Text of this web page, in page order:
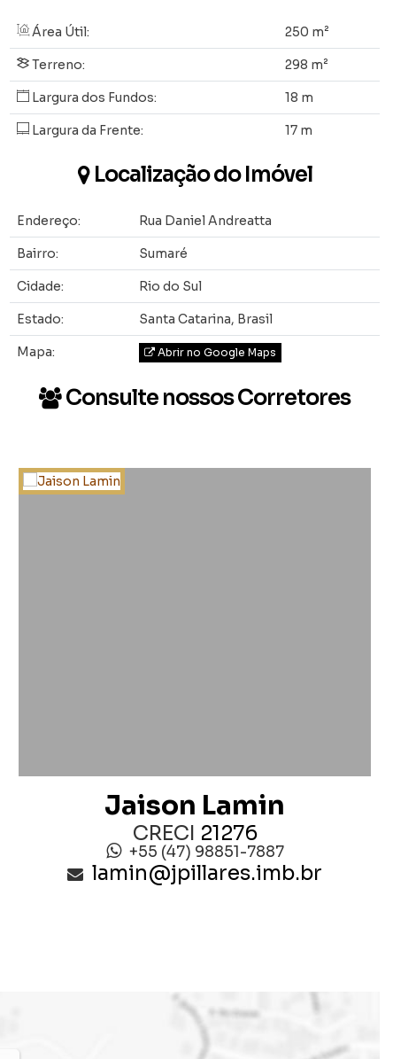
Área Útil: 250 m²
Terreno: 298 m²
Largura dos Fundos: 18 m
Largura da Frente: 17 m
Localização do Imóvel
Endereço: Rua Daniel Andreatta
Bairro: Sumaré
Cidade: Rio do Sul
Estado: Santa Catarina, Brasil
Mapa: Abrir no Google Maps
Consulte nossos Corretores
Jaison Lamin
CRECI 21276
+55 (47) 98851-7887
lamin@jpillares.imb.br